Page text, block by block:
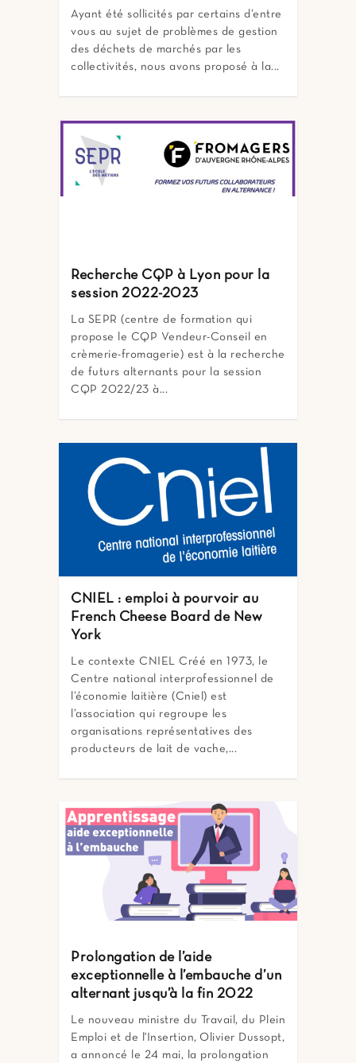
Ayant été sollicités par certains d’entre
vous au sujet de problèmes de gestion
des déchets de marchés par les
collectivités, nous avons proposé à la...
Recherche CQP à Lyon pour la
session 2022-2023
La SEPR (centre de formation qui
propose le CQP Vendeur-Conseil en
crèmerie-fromagerie) est à la recherche
de futurs alternants pour la session
CQP 2022/23 à...
CNIEL : emploi à pourvoir au
French Cheese Board de New
York
Le contexte CNIEL Créé en 1973, le
Centre national interprofessionnel de
l’économie laitière (Cniel) est
l’association qui regroupe les
organisations représentatives des
producteurs de lait de vache,...
Prolongation de l’aide
exceptionnelle à l’embauche d’un
alternant jusqu’à la fin 2022
Le nouveau ministre du Travail, du Plein
Emploi et de l'Insertion, Olivier Dussopt,
a annoncé le 24 mai, la prolongation